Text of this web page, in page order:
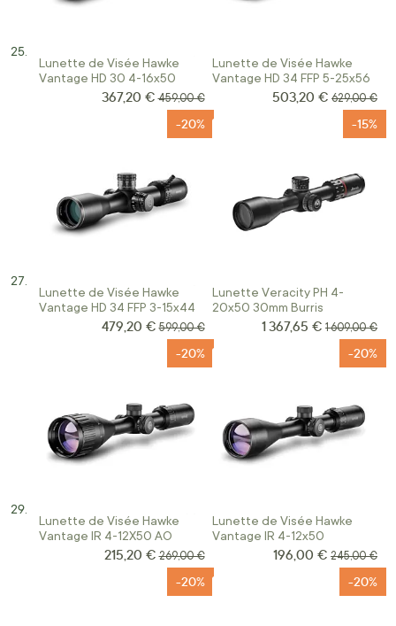
Lunette de Visée Hawke
Vantage HD 30 4-16x50
Prix Spécial
367,20 € Prix normal
459,00 €
Lunette de Visée Hawke
Vantage HD 34 FFP 5-25x56
Prix Spécial
503,20 € Prix normal
629,00 €
Lunette de Visée Hawke
Vantage HD 34 FFP 3-15x44
-20%
Prix Spécial
479,20 € Prix normal
599,00 €
Lunette Veracity PH 4-
20x50 30mm Burris
-15%
Prix Spécial
1 367,65 € Prix normal
1 609,00 €
Lunette de Visée Hawke
Vantage IR 4-12X50 AO
-20%
Prix Spécial
215,20 € Prix normal
269,00 €
Lunette de Visée Hawke
Vantage IR 4-12x50
-20%
Prix Spécial
196,00 € Prix normal
245,00 €
-20% -20%